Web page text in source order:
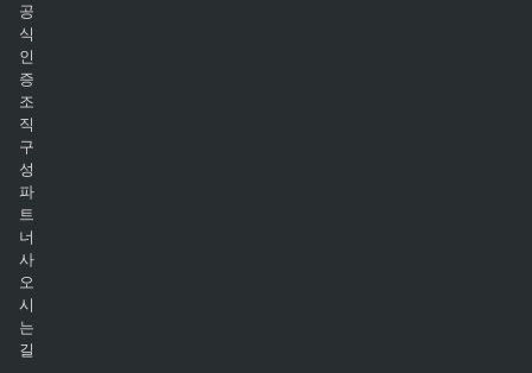
공
식
인
증
조
직
구
성
파
트
너
사
오
시
는
길